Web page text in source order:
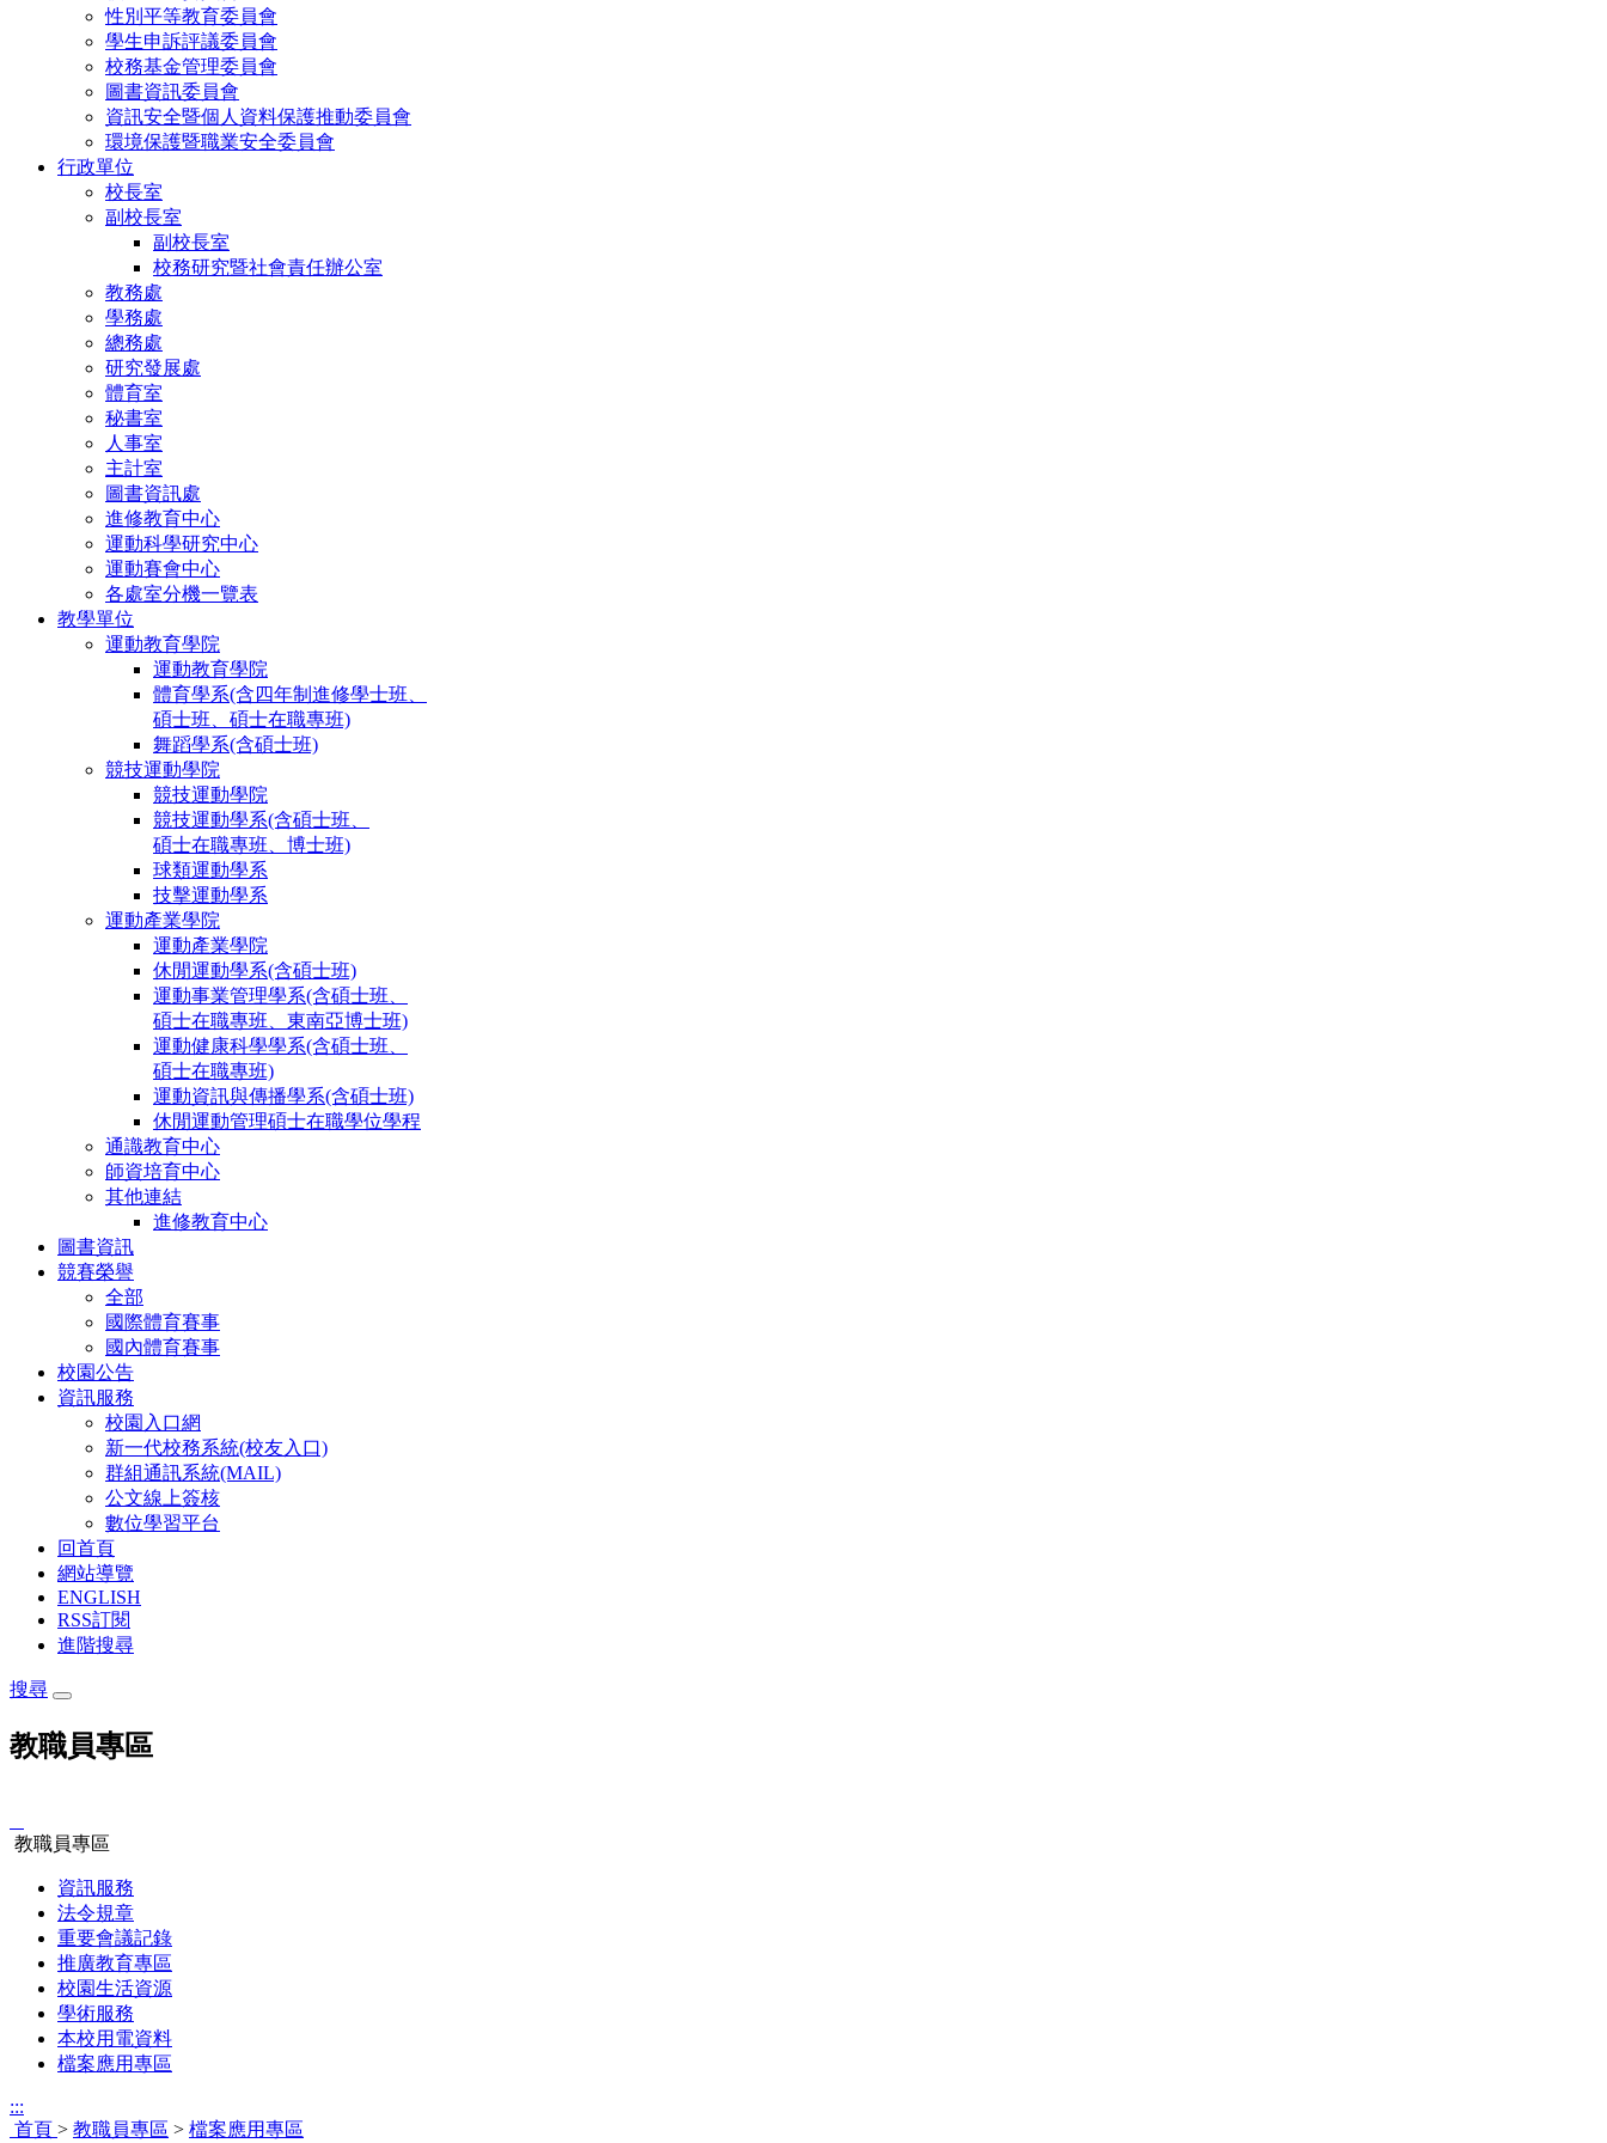
性別平等教育委員會
學生申訴評議委員會
校務基金管理委員會
圖書資訊委員會
資訊安全暨個人資料保護推動委員會
環境保護暨職業安全委員會
行政單位
校長室
副校長室
副校長室
校務研究暨社會責任辦公室
教務處
學務處
總務處
研究發展處
體育室
秘書室
人事室
主計室
圖書資訊處
進修教育中心
運動科學研究中心
運動賽會中心
各處室分機一覽表
教學單位
運動教育學院
運動教育學院
體育學系(含四年制進修學士班、
碩士班、碩士在職專班)
舞蹈學系(含碩士班)
競技運動學院
競技運動學院
競技運動學系(含碩士班、
碩士在職專班、博士班)
球類運動學系
技擊運動學系
運動產業學院
運動產業學院
休閒運動學系(含碩士班)
運動事業管理學系(含碩士班、
碩士在職專班、東南亞博士班)
運動健康科學學系(含碩士班、
碩士在職專班)
運動資訊與傳播學系(含碩士班)
休閒運動管理碩士在職學位學程
通識教育中心
師資培育中心
其他連結
進修教育中心
圖書資訊
競賽榮譽
全部
國際體育賽事
國內體育賽事
校園公告
資訊服務
校園入口網
新一代校務系統(校友入口)
群組通訊系統(MAIL)
公文線上簽核
數位學習平台
回首頁
網站導覽
ENGLISH
RSS訂閱
進階搜尋
搜尋
教職員專區
教職員專區
資訊服務
法令規章
重要會議記錄
推廣教育專區
校園生活資源
學術服務
本校用電資料
檔案應用專區
:::
首頁 > 教職員專區 > 檔案應用專區